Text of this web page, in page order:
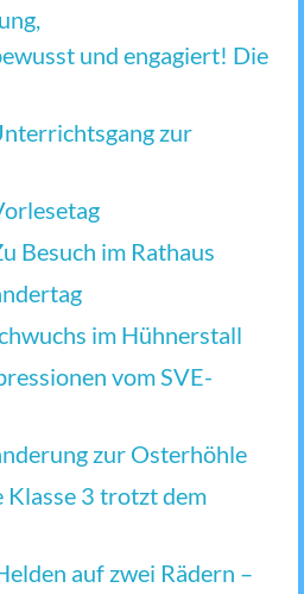
und engagiert! Die
zur
Besuch im Rathaus
im Hühnerstall
vom SVE-
zur Osterhöhle
Klasse 3 trotzt dem
auf zwei Rädern –